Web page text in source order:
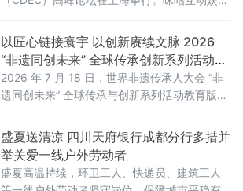
席论坛并发表题为《深化内容科技融合创新 共
建游戏产业价值高地》的主旨演讲，分享了咪
咕互娱在游戏领域的战略布局与实践思考。
以匠心链接寰宇 以创新赓续文脉 2026
“非遗同创未来” 全球传承创新系列活动在
京启动
2026 年 7 月 18 日，世界非遗传承人大会 “非
遗同创未来” 全球传承与创新系列活动教育版块
以 “万象寰宇・匠心文脉” 为主题，正式发布教
育板块整体战略规划。
盛夏送清凉 四川天府银行成都分行多措并
举关爱一线户外劳动者
盛夏高温持续，环卫工人、快递员、建筑工人